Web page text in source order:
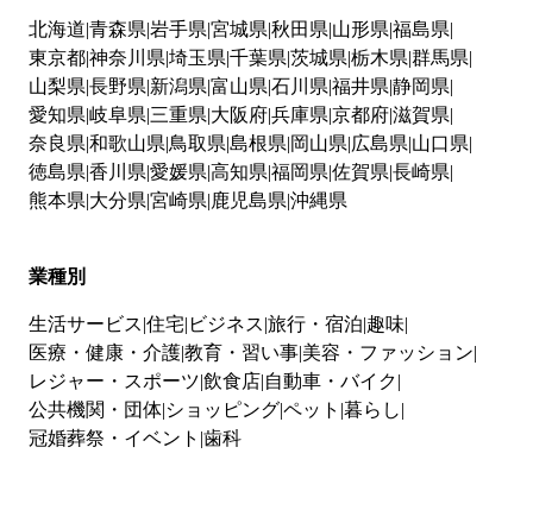
北海道 青森県 岩手県 宮城県 秋田県 山形県 福島県
東京都神奈川県 埼玉県 千葉県 茨城県 栃木県 群馬県
山梨県 長野県 新潟県 富山県 石川県 福井県 静岡県
愛知県 岐阜県 三重県 大阪府兵庫県 京都府滋賀県
奈良県 和歌山県 鳥取県 島根県 岡山県 広島県 山口県
徳島県 香川県 愛媛県 高知県 福岡県 佐賀県 長崎県
熊本県 大分県 宮崎県 鹿児島県 沖縄県
業種別
生活サービス 住宅 ビジネス 旅行・宿泊 趣味
医療・健康・介護教育・習い事 美容・ファッション
レジャー・スポーツ 飲食店 自動車・バイク
公共機関・団体 ショッピングペット 暮らし
冠婚葬祭・イベント 歯科